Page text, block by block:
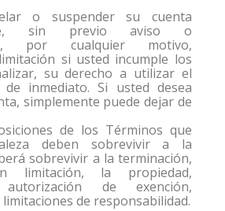
o suspender su cuenta
sin previo aviso o
por cualquier motivo,
si usted incumple los
su derecho a utilizar el
de inmediato. Si usted desea
simplemente puede dejar de
de los Términos que
deben sobrevivir a la
sobrevivir a la terminación,
limitación, la propiedad,
autorización de exención,
de responsabilidad.